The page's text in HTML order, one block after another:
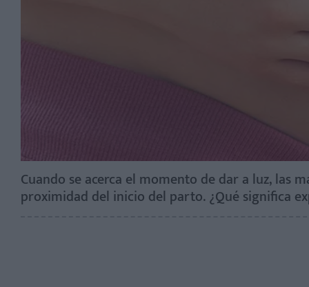
Cuando se acerca el momento de dar a luz, las
proximidad del inicio del parto. ¿Qué significa